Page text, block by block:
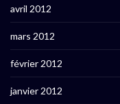
avril 2012
mars 2012
février 2012
janvier 2012